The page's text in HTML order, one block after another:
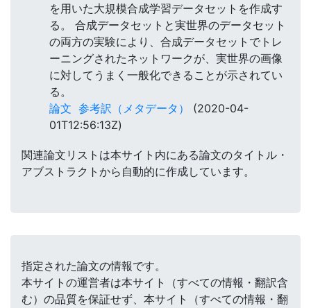
を用いた大規模合成学習データセットを作成す
る。 合成データセットと実世界のデータセット
の両方の実験により、合成データセットでトレ
ーニングされたネットワークが、実世界の画像
に対してうまく一般化できることが示されてい
る。
論文 参考訳（メタデータ）
(2020-04-
01T12:56:13Z)
関連論文リストは本サイト内にある論文のタイトル・
アブストラクトから自動的に作成しています。
指定された論文の情報です。
本サイトの運営者は本サイト（すべての情報・翻訳含
む）の品質を保証せず、本サイト（すべての情報・翻